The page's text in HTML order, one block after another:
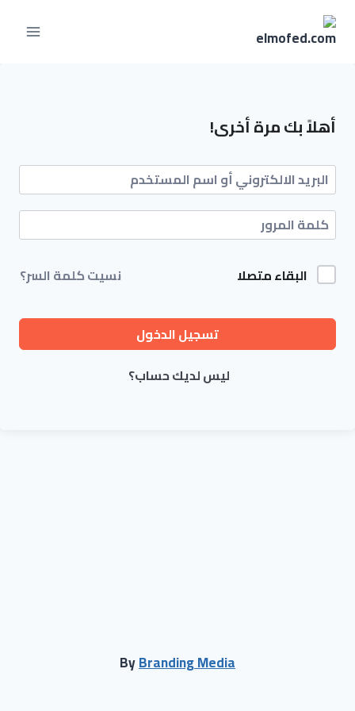
التجاوز
أهلاً بك مرة أخرى!
البقاء متصلا نسيت كلمة السر؟
تسجيل الدخول
ليس لديك حساب؟
ByBranding Media